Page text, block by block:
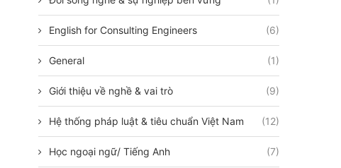
English for Consulting Engineers (6)
General (1)
Giới thiệu về nghề & vai trò (9)
Hệ thống pháp luật & tiêu chuẩn Việt Nam (12)
Học ngoại ngữ/ Tiếng Anh (7)